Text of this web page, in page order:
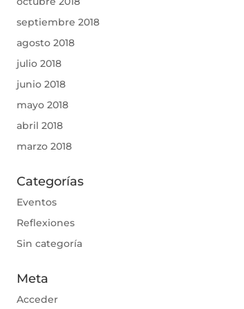
septiembre 2018
agosto 2018
julio 2018
junio 2018
mayo 2018
abril 2018
marzo 2018
Categorías
Eventos
Reflexiones
Sin categoría
Meta
Acceder